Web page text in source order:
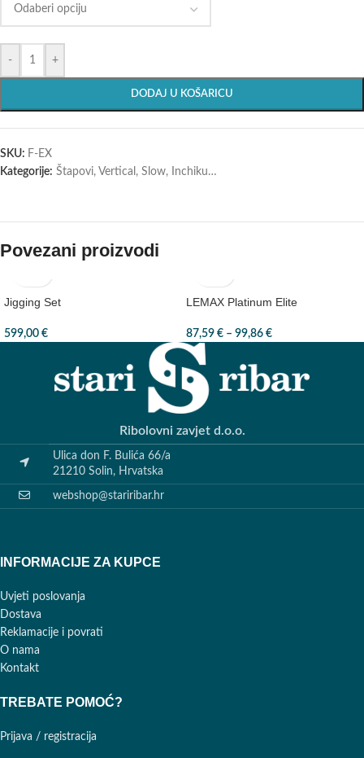
- +
DODAJ U KOŠARICU
SKU: F-EX
Kategorije: Štapovi, Vertical, Slow, Inchiku…
Povezani proizvodi
Jigging Set
599,00 €
LEMAX Platinum Elite
87,59 € – 99,86 €
Ribolovni zavjet d.o.o.
Ulica don F. Bulića 66/a
21210 Solin, Hrvatska
webshop@stariribar.hr
INFORMACIJE ZA KUPCE
Uvjeti poslovanja
Dostava
Reklamacije i povrati
O nama
Kontakt
TREBATE POMOĆ?
Prijava / registracija